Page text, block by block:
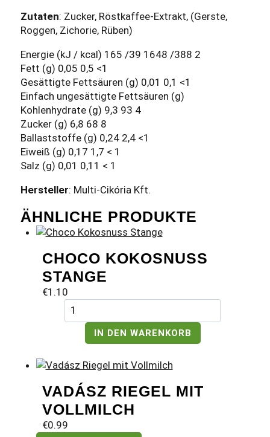
Zutaten: Zucker, Röstkaffee-Extrakt, (Gerste,
Roggen, Zichorie, Rüben)
Energie (kJ / kcal) 165 /39 1648 /388 2
Fett (g) 0,05 0,5 <1
Gesättigte Fettsäuren (g) 0,01 0,1 <1
Einfach ungesättigte Fettsäuren (g)
Kohlenhydrate (g) 9,3 93 4
Zucker (g) 6,8 68 8
Ballaststoffe (g) 0,24 2,4 <1
Eiweiß (g) 0,17 1,7 < 1
Salz (g) 0,01 0,11 < 1
Hersteller: Multi-Cikória Kft.
ÄHNLICHE PRODUKTE
CHOCO KOKOSNUSS
STANGE
€1.10
Choco
Kokosnuss
Stange
Menge
IN DEN WARENKORB
VADÁSZ RIEGEL MIT
VOLLMILCH
€0.99